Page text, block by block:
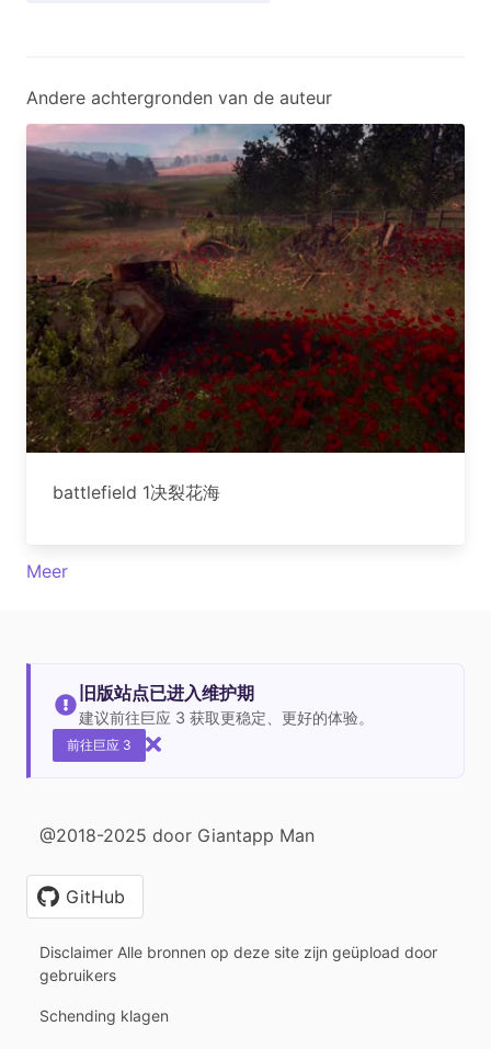
Andere achtergronden van de auteur
battlefield 1决裂花海
Meer
旧版站点已进入维护期
建议前往巨应 3 获取更稳定、更好的体验。
前往巨应 3
@2018-2025 door Giantapp Man
GitHub
Disclaimer Alle bronnen op deze site zijn geüpload door
gebruikers
Schending klagen